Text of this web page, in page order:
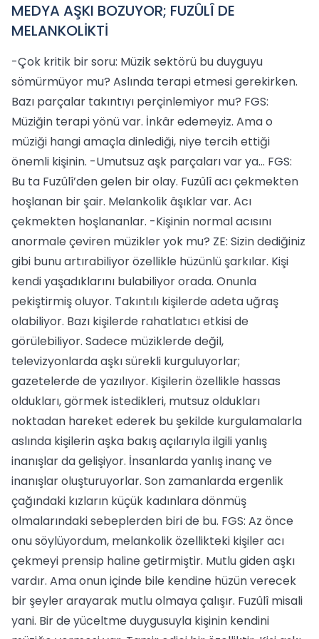
MEDYA AŞKI BOZUYOR; FUZÛLÎ DE
MELANKOLİKTİ
-Çok kritik bir soru: Müzik sektörü bu duyguyu
sömürmüyor mu? Aslında terapi etmesi gerekirken.
Bazı parçalar takıntıyı perçinlemiyor mu? FGS:
Müziğin terapi yönü var. İnkâr edemeyiz. Ama o
müziği hangi amaçla dinlediği, niye tercih ettiği
önemli kişinin. -Umutsuz aşk parçaları var ya… FGS:
Bu ta Fuzûlî’den gelen bir olay. Fuzûlî acı çekmekten
hoşlanan bir şair. Melankolik âşıklar var. Acı
çekmekten hoşlananlar. -Kişinin normal acısını
anormale çeviren müzikler yok mu? ZE: Sizin dediğiniz
gibi bunu artırabiliyor özellikle hüzünlü şarkılar. Kişi
kendi yaşadıklarını bulabiliyor orada. Onunla
pekiştirmiş oluyor. Takıntılı kişilerde adeta uğraş
olabiliyor. Bazı kişilerde rahatlatıcı etkisi de
görülebiliyor. Sadece müziklerde değil,
televizyonlarda aşkı sürekli kurguluyorlar;
gazetelerde de yazılıyor. Kişilerin özellikle hassas
oldukları, görmek istedikleri, mutsuz oldukları
noktadan hareket ederek bu şekilde kurgulamalarla
aslında kişilerin aşka bakış açılarıyla ilgili yanlış
inanışlar da gelişiyor. İnsanlarda yanlış inanç ve
inanışlar oluşturuyorlar. Son zamanlarda ergenlik
çağındaki kızların küçük kadınlara dönmüş
olmalarındaki sebeplerden biri de bu. FGS: Az önce
onu söylüyordum, melankolik özellikteki kişiler acı
çekmeyi prensip haline getirmiştir. Mutlu giden aşkı
vardır. Ama onun içinde bile kendine hüzün verecek
bir şeyler arayarak mutlu olmaya çalışır. Fuzûlî misali
yani. Bir de yüceltme duygusuyla kişinin kendini